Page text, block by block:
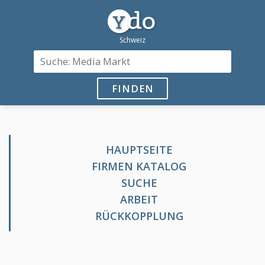
FINDEN
HAUPTSEITE
FIRMEN KATALOG
SUCHE
ARBEIT
RÜCKKOPPLUNG